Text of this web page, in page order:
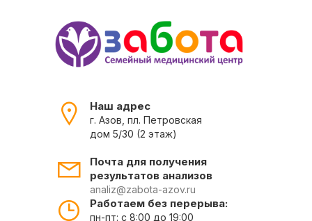
Наш адрес
г. Азов, пл. Петровская
дом 5/30 (2 этаж)
Почта для получения
результатов анализов
analiz@zabota-azov.ru
Работаем без перерыва:
пн-пт: с 8:00 до 19:00